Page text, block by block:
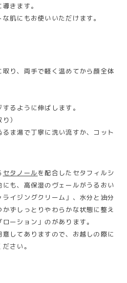
きます。
肌にもお使いいただけます。
り、両手で軽く温めてから顔全体
るように伸ばします。
）
ま湯で丁寧に洗い流すか、コット
セタノールを配合したセタフィルシ
も、高保湿のヴェールがうるおい
イジングクリーム」、水分と油分
ずしっとりやわらかな状態に整え
ーション」のがあります。
してありますので、お越しの際に
さい。